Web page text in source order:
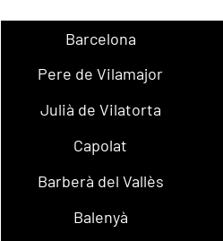
Barcelona
Pere de Vilamajor
Julià de Vilatorta
Capolat
Barberà del Vallès
Balenyà